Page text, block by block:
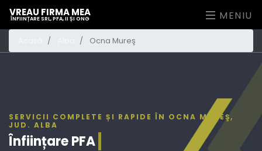
VREAU FIRMA MEA
ÎNFIINȚARE SRL, PFA, II ȘI ONG MENIU
Ocna Mureş
SERVICII COMPLETE ȘI RAPIDE ÎN OCNA MUREŞ,
JUD. ALBA
ÎnființarePFA